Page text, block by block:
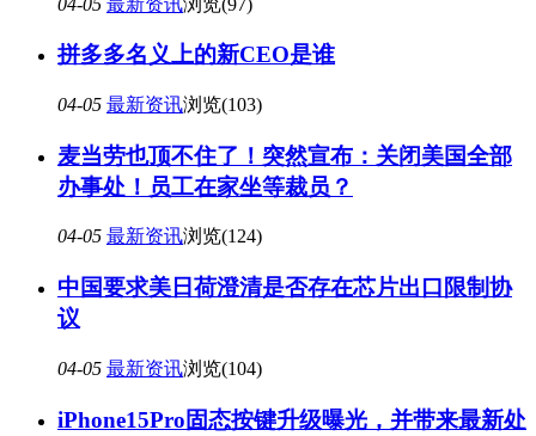
拼多多名义上的新CEO是谁
04-05 最新资讯浏览(103)
麦当劳也顶不住了！突然宣布：关闭美国全部
办事处！员工在家坐等裁员？
04-05 最新资讯浏览(124)
中国要求美日荷澄清是否存在芯片出口限制协
议
04-05 最新资讯浏览(104)
iPhone15Pro固态按键升级曝光，并带来最新处